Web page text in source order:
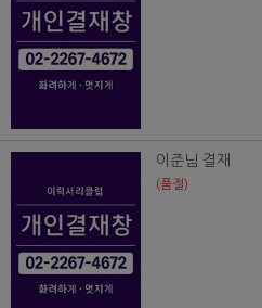
이준님 결재
(품절)